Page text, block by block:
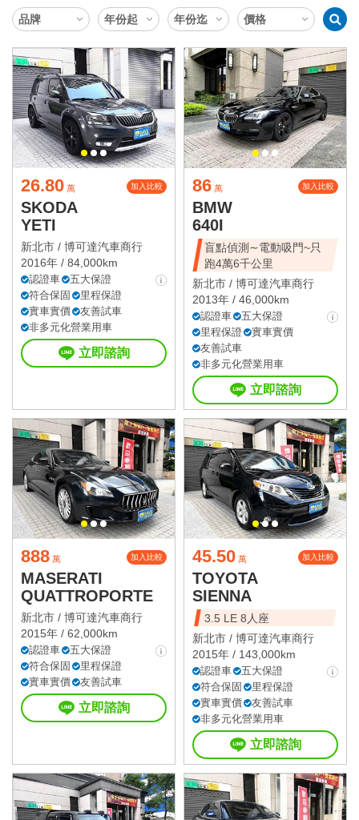
26.80 萬 加入比較
SKODA
YETI
新北市 / 博可達汽車商行
2016年 / 84,000km
認證車
五大保證
符合保固
里程保證
實車實價
友善試車
非多元化營業用車
立即諮詢
86 萬 加入比較
BMW
640I
盲點偵測∼電動吸門~只
跑4萬6千公里
新北市 / 博可達汽車商行
2013年 / 46,000km
認證車
五大保證
里程保證
實車實價
友善試車
非多元化營業用車
立即諮詢
888 萬 加入比較
MASERATI
QUATTROPORTE
新北市 / 博可達汽車商行
2015年 / 62,000km
認證車
五大保證
符合保固
里程保證
實車實價
友善試車
立即諮詢
45.50 萬 加入比較
TOYOTA
SIENNA
3.5 LE 8人座
新北市 / 博可達汽車商行
2015年 / 143,000km
認證車
五大保證
符合保固
里程保證
實車實價
友善試車
非多元化營業用車
立即諮詢